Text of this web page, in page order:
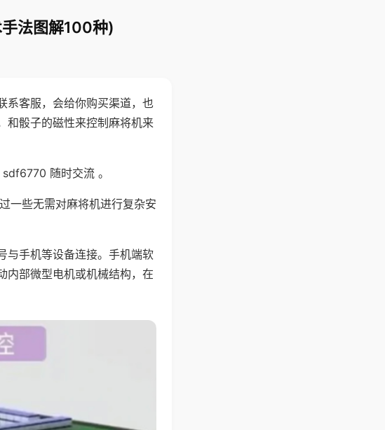
法图解100种)
系客服，会给你购买渠道，也
和骰子的磁性来控制麻将机来
随时交流 。
一些无需对麻将机进行复杂安
与手机等设备连接。手机端软
内部微型电机或机械结构，在